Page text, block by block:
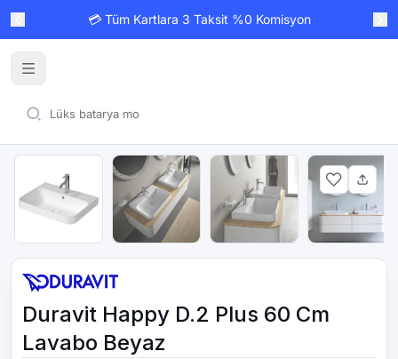
💳 Tüm Kartlara 3 Taksit %0 Komisyon
Duravit Happy D.2 Plus 60 Cm
Lavabo Beyaz